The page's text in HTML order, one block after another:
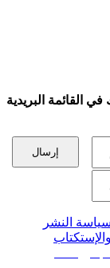
في القائمة البريدية
سياسة النشر
والإستكتاب